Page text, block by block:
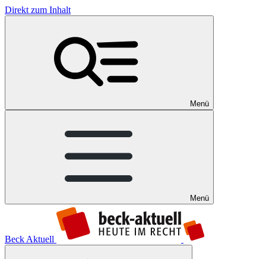
Direkt zum Inhalt
Menü
Menü
Beck Aktuell